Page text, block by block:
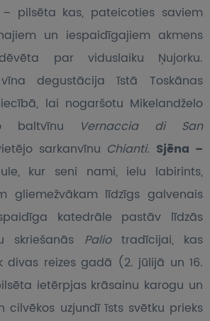
– pilsēta kas, pateicoties saviem
un iespaidīgajiem akmens
par viduslaiku Ņujorku.
degustācija īstā Toskānas
lai nogaršotu Mikelandželo
baltvīnu Vernaccia di San
sarkanvīnu Chianti. Sjēna –
kur seni nami, ielu labirints,
gliemežvākam līdzīgs galvenais
katedrāle pastāv līdzās
skriešanās Palio tradīcijai, kas
divas reizes gadā (2. jūlijā un 16.
ietērpjas krāsainu karogu un
cilvēkos uzjundī īsts svētku prieks